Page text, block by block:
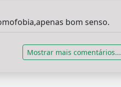
bom senso.
Mostrar mais comentários...